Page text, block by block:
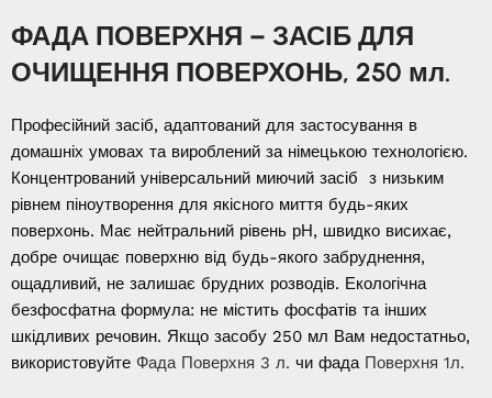
ФАДА ПОВЕРХНЯ – ЗАСІБ ДЛЯ
ОЧИЩЕННЯ ПОВЕРХОНЬ, 250 мл.
Професійний засіб, адаптований для застосування в
домашніх умовах та вироблений за німецькою технологією.
Концентрований універсальний миючий засіб з низьким
рівнем піноутворення для якісного миття будь-яких
поверхонь. Має нейтральний рівень рН, швидко висихає,
добре очищає поверхню від будь-якого забруднення,
ощадливий, не залишає брудних розводів. Екологічна
безфосфатна формула: не містить фосфатів та інших
шкідливих речовин. Якщо засобу 250 мл Вам недостатньо,
використовуйте Фада Поверхня 3 л. чи фада Поверхня 1л.